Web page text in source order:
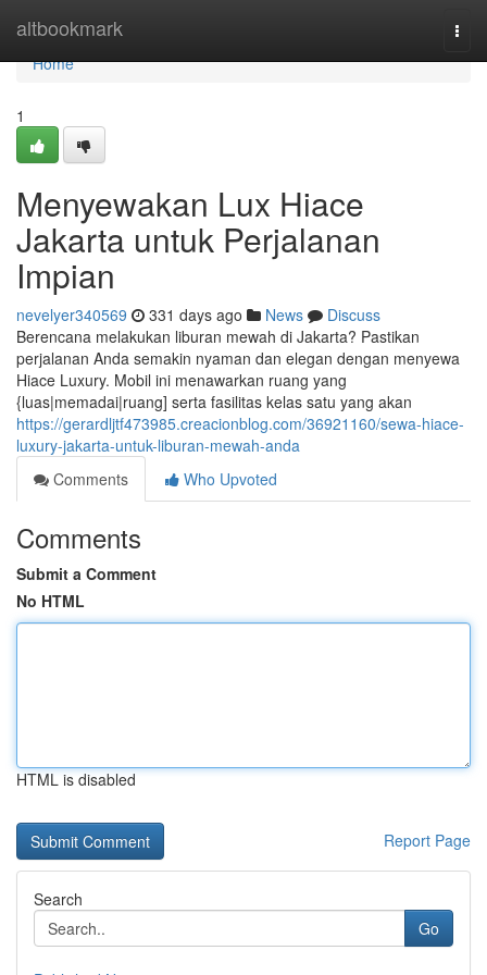
altbookmark
Home
Home
1
Menyewakan Lux Hiace
Jakarta untuk Perjalanan
Impian
nevelyer340569 331 days ago News
Discuss
Berencana melakukan liburan mewah di Jakarta? Pastikan
perjalanan Anda semakin nyaman dan elegan dengan menyewa
Hiace Luxury. Mobil ini menawarkan ruang yang
{luas|memadai|ruang] serta fasilitas kelas satu yang akan
https://gerardljtf473985.creacionblog.com/36921160/sewa-hiace-
luxury-jakarta-untuk-liburan-mewah-anda
Comments
Who Upvoted
Comments
Submit a Comment
No HTML
HTML is disabled
Report Page
Search
Go